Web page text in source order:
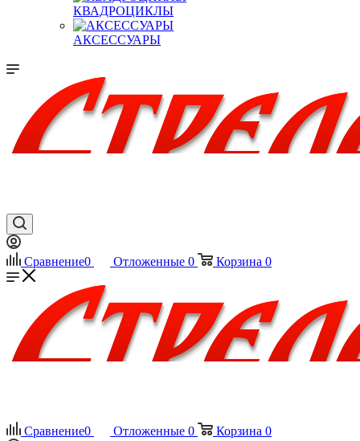
КВАДРОЦИКЛЫ
АКСЕССУАРЫ
Сравнение0 Отложенные 0 Корзина 0
Сравнение0 Отложенные 0 Корзина 0